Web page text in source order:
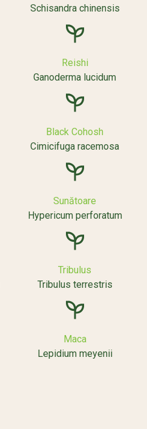
Schisandra chinensis
Reishi
Ganoderma lucidum
Black Cohosh
Cimicifuga racemosa
Sunătoare
Hypericum perforatum
Tribulus
Tribulus terrestris
Maca
Lepidium meyenii